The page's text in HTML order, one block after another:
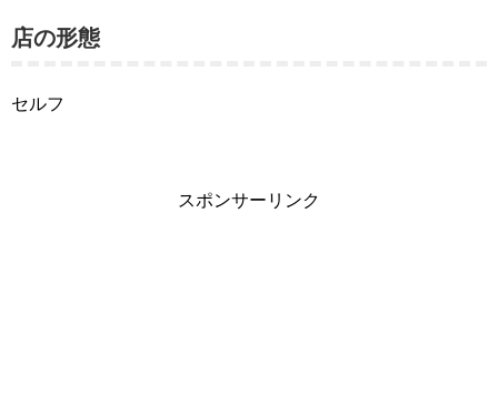
店の形態
セルフ
スポンサーリンク